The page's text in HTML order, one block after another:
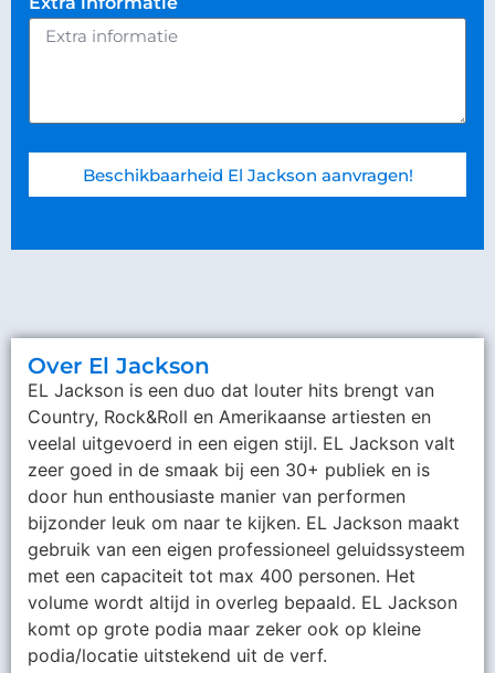
Beschikbaarheid El Jackson aanvragen!
Over El Jackson
EL Jackson is een duo dat louter hits brengt van
Country, Rock&Roll en Amerikaanse artiesten en
veelal uitgevoerd in een eigen stijl. EL Jackson valt
zeer goed in de smaak bij een 30+ publiek en is
door hun enthousiaste manier van performen
bijzonder leuk om naar te kijken. EL Jackson maakt
gebruik van een eigen professioneel geluidssysteem
met een capaciteit tot max 400 personen. Het
volume wordt altijd in overleg bepaald. EL Jackson
komt op grote podia maar zeker ook op kleine
podia/locatie uitstekend uit de verf.